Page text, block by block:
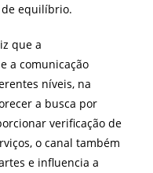
equilíbrio.
que a
a comunicação
níveis, na
a busca por
verificação de
o canal também
e influencia a